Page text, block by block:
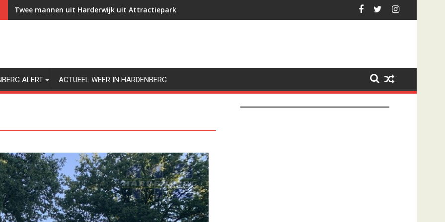
Twee mannen uit Harderwijk uit Attractiepark Slagharen gezet na tonen geslachtsdeel
ALERT ACTUEEL WEER IN HARDENBERG